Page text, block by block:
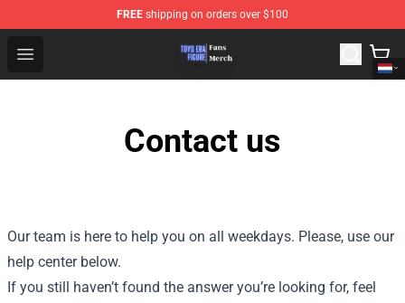
FREE shipping on orders over $100
Open menu
Toys Era Figure Shop - The Best Store of Toys Era Figure
Contact us
Our team is here to help you on all weekdays. Please, use our
help center below.
If you still haven’t found the answer you’re looking for, feel